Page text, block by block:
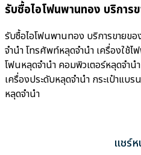
รับซื้อไอโฟนพานทอง บริการ
รับซื้อไอโฟนพานทอง บริการขายข
จำนำ โทรศัพท์หลุดจำนำ เครื่องใช้ไ
โฟนหลุดจำนำ คอมพิวเตอร์หลุดจำ
เครื่องประดับหลุดจำนำ กระเป๋าแบ
หลุดจำนำ
แชร์